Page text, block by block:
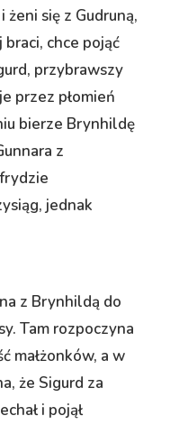
żeni się z Gudruną,
braci, chce pojąć
przybrawszy
przez płomień
bierze Brynhildę
z
jednak
z Brynhildą do
Tam rozpoczyna
małżonków, a w
że Sigurd za
i pojął